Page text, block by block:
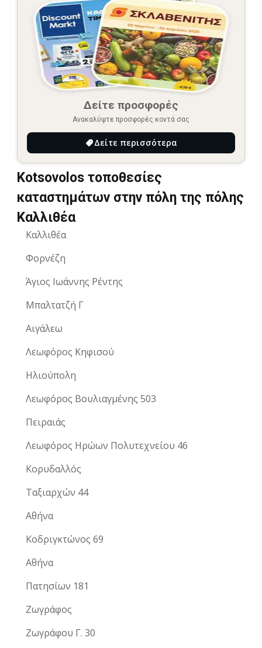
Δείτε προσφορές
Ανακαλύψτε προσφορές κοντά σας
Δείτε περισσότερα
Kotsovolos τοποθεσίες
καταστημάτων στην πόλη της πόλης
Καλλιθέα
Καλλιθέα
Φορνέζη
Άγιος Ιωάννης Ρέντης
Μπαλτατζή Γ
Αιγάλεω
Λεωφόρος Κηφισού
Ηλιούπολη
Λεωφόρος Βουλιαγμένης 503
Πειραιάς
Λεωφόρος Ηρώων Πολυτεχνείου 46
Κορυδαλλός
Ταξιαρχών 44
Αθήνα
Κοδριγκτώνος 69
Αθήνα
Πατησίων 181
Ζωγράφος
Ζωγράφου Γ. 30